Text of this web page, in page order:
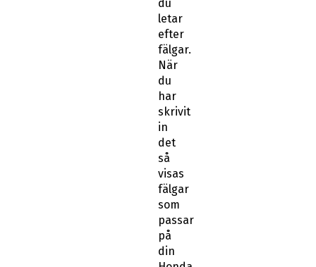
du
letar
efter
fälgar.
När
du
har
skrivit
in
det
så
visas
fälgar
som
passar
på
din